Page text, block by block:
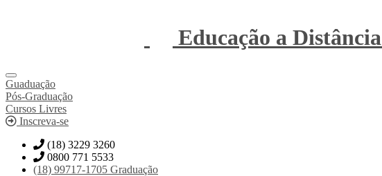
Educação a Distância
Guaduação
Pós-Graduação
Cursos Livres
Inscreva-se
(18) 3229 3260
0800 771 5533
(18) 99717-1705 Graduação